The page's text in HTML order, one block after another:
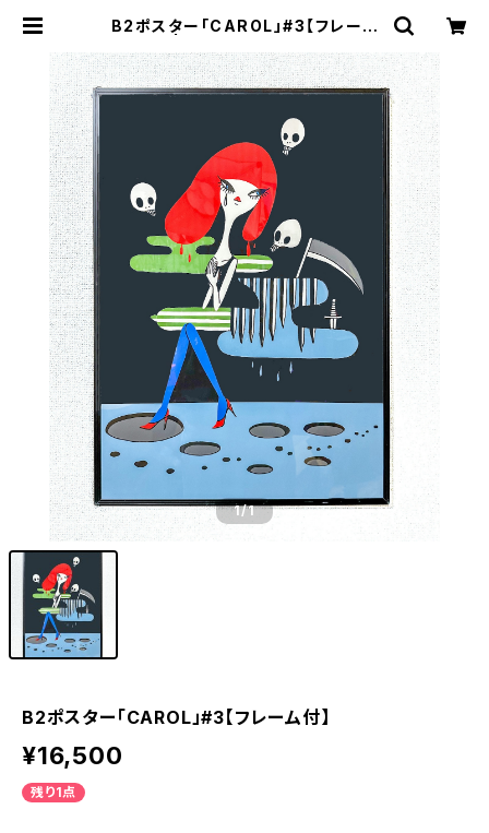
B2ポスター「CAROL」#3【フレーム
1/1
B2ポスター「CAROL」#3【フレーム付】
¥16,500
残り1点